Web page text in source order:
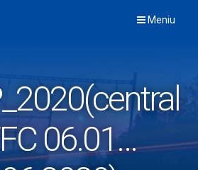
Meniu
06.01…